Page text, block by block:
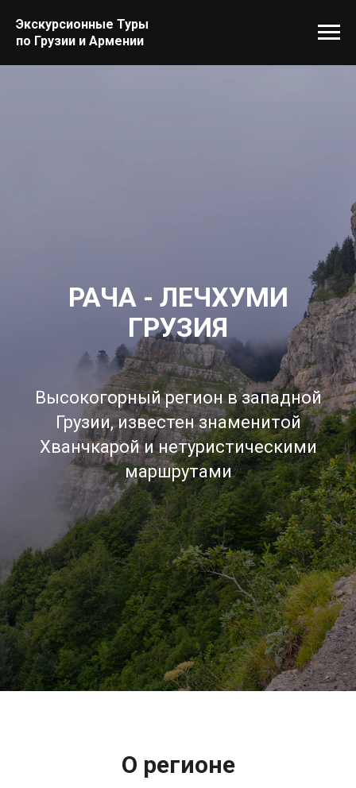
Экскурсионные Туры
по Грузии и Армении
РАЧА - ЛЕЧХУМИ
ГРУЗИЯ
Высокогорный регион в западной
Грузии, известен знаменитой
Хванчкарой и нетуристическими
маршрутами
О регионе